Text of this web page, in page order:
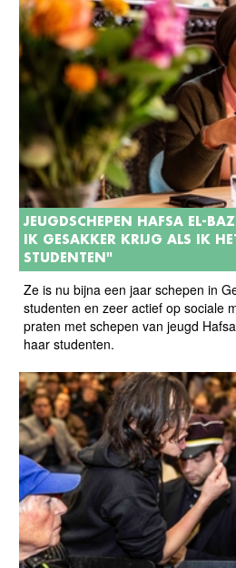
JEUGDSCHEPEN HAFSA EL-
IK GESAKKER KRIJG ALS IK
STUDENTEN"
Ze is nu bijna een jaar schepen in
studenten en zeer actief op sociale
praten met schepen van jeugd
haar studenten.